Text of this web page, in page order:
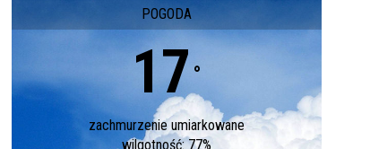
POGODA
17 °
zachmurzenie umiarkowane
wilgotność: 77%